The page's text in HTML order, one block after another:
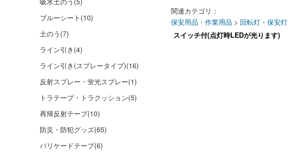
ブルーシート (10)
土のう (7)
ライン引き (4)
ライン引き(スプレータイプ)(16)
反射スプレー・蛍光スプレー(1)
トラテープ・トラクッション(5)
再帰反射テープ(10)
防災・防犯グッズ(65)
バリケードテープ(6)
関連カテゴリ：
保安用品・作業用品 > 回転灯・保安灯
スイッチ付(点灯時LEDが光ります)